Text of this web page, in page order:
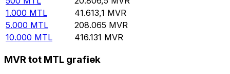
1.000 MTL 41.613,1 MVR
5.000 MTL 208.065 MVR
10.000 MTL 416.131 MVR
MVR tot MTL grafiek